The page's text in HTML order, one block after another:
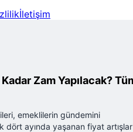
İletişim
Zam Yapılacak?
emeklilerin gündemini
dört ayında yaşanan fiyat